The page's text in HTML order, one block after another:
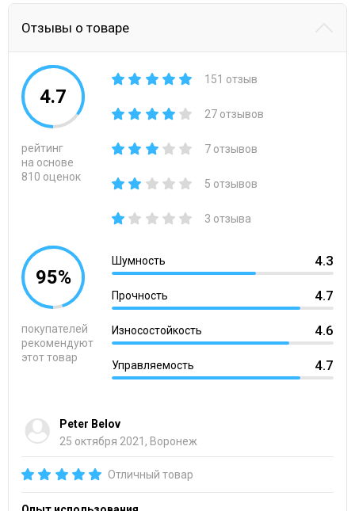
Отзывы о товаре
4.7
рейтинг
на основе
810 оценок
151 отзыв
27 отзывов
7 отзывов
5 отзывов
3 отзыва
95%
покупателей
рекомендуют
этот товар
Шумность 4.3
Прочность 4.7
Износостойкость 4.6
Управляемость 4.7
Peter Belov
25 октября 2021, Воронеж
Отличный товар